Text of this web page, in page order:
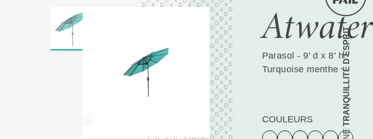
TRANQUILLITÉ D’ESPRIT
Atwater
Parasol - 9' d x 8' h -
Turquoise menthe
COULEURS